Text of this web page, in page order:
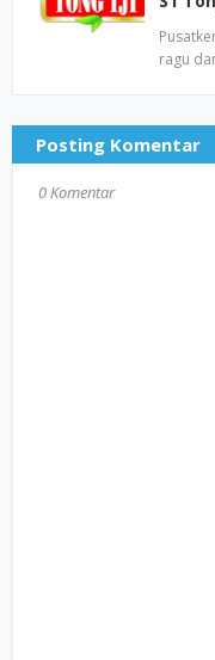
ragu
Posting Komentar
0 Komentar